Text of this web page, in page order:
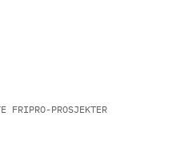
FRIPRO-PROSJEKTER